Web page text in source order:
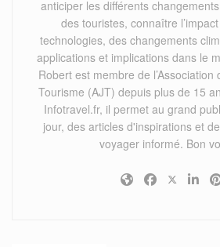
anticiper les différents
des touristes, connaître
technologies, des changements
applications et implications dans le
Robert est membre de
Tourisme (AJT) depuis plus de 15
Infotravel.fr, il permet au grand
jour, des articles d'inspirations et
voyager informé. Bon